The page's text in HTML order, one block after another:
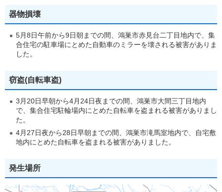
器物損壊
5月8日午前から9日朝までの間、鴻巣市赤見台二丁目地内で、集
合住宅の駐車場にとめた自動車のミラーを壊される被害がありま
した。
窃盗(自転車盗)
3月20日早朝から4月24日夜までの間、鴻巣市大間三丁目地内
で、集合住宅駐輪場内にとめた自転車を盗まれる被害がありまし
た。
4月27日夜から28日早朝までの間、鴻巣市滝馬室地内で、自宅敷
地内にとめた自転車を盗まれる被害がありました。
発生場所